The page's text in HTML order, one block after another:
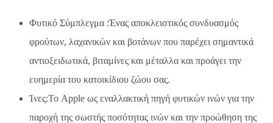
Φυτικό Σύμπλεγμα :Ένας αποκλειστικός συνδυασμός
φρούτων, λαχανικών και βοτάνων που παρέχει σημαντικά
αντιοξειδωτικά, βιταμίνες και μέταλλα και προάγει την
ευημερία του κατοικίδιου ζώου σας.
Ίνες:Το Apple ως εναλλακτική πηγή φυτικών ινών για την
παροχή της σωστής ποσότητας ινών και την προώθηση της